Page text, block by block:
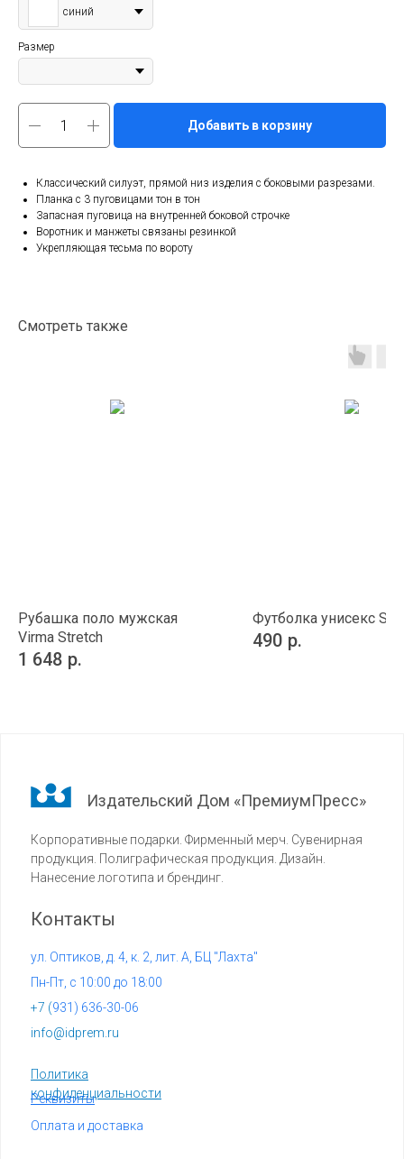
синий
Размер
Добавить в корзину
Классический силуэт, прямой низ изделия с боковыми разрезами.
Планка с 3 пуговицами тон в тон
Запасная пуговица на внутренней боковой строчке
Воротник и манжеты связаны резинкой
Укрепляющая тесьма по вороту
Смотреть также
Рубашка поло мужская
Virma Stretch
1 648 р.
Футболка унисекс
490 р.
Издательский Дом «ПремиумПресс»
Корпоративные подарки. Фирменный мерч. Сувенирная
продукция. Полиграфическая продукция. Дизайн.
Нанесение логотипа и брендинг.
info@idprem.ru
Контакты
Политика
конфиденциальности
+7 (931) 636-30-06
Реквизиты
ул. Оптиков, д. 4, к. 2, лит. А, БЦ "Лахта"
Оплата и доставка
Пн-Пт, с 10:00 до 18:00